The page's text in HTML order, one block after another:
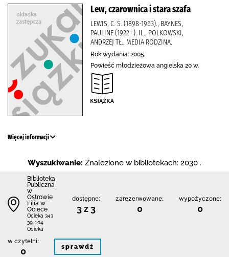
Lew, czarownica i stara szafa
LEWIS, C. S. (1898-1963)., BAYNES,
PAULINE (1922- ). IL., POLKOWSKI,
ANDRZEJ TŁ., MEDIA RODZINA.
Rok wydania: 2005.
Powieść młodzieżowa angielska 20 w.
Więcej informacji
Wyszukiwanie: Znalezione w bibliotekach: 2030 .
Biblioteka
Publiczna
w
Ostrowie
Filia w
Ociece
Ocieka 343
39-104
Ocieka
dostępne:
3 z 3
zarezerwowane:
0
wypożyczone:
0
w czytelni:
0 sprawdź